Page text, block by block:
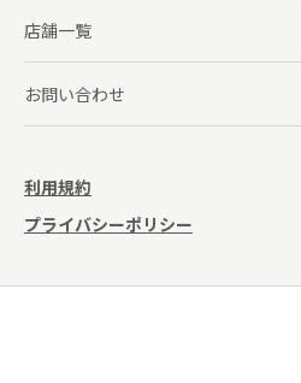
店舗一覧
お問い合わせ
利用規約
プライバシーポリシー